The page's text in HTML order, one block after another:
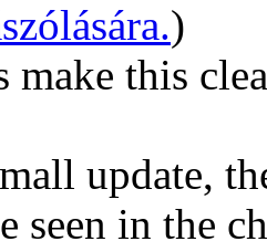
)
make this
update,
seen in the